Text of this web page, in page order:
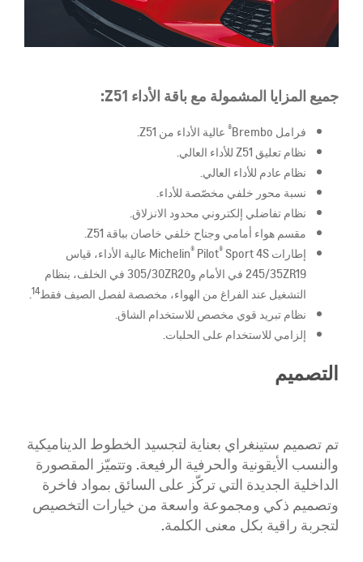
جميع المزايا المشمولة مع باقة الأداء Z51:
فرامل Brembo ® عالية الأداء من Z51.
نظام تعليق Z51 للأداء العالي.
نظام عادم للأداء العالي.
نسبة محور خلفي مخصّصة للأداء.
نظام تفاضلي إلكتروني محدود الانزلاق.
مقسم هواء أمامي وجناح خلفي خاصان بباقة Z51.
إطارات Michelin
® Pilot®
Sport 4S عالية الأداء، قياس
245/35ZR19 في الأمام و305/30ZR20 في الخلف، بنظام
التشغيل عند الفراغ من الهواء، مخصصة لفصل الصيف فقط14
.
نظام تبريد قوي مخصص للاستخدام الشاق.
إلزامي للاستخدام على الحلبات.
التصميم
​تم تصميم ستينغراي بعناية لتجسيد الخطوط الديناميكية
والنسب الأيقونية والحرفية الرفيعة. وتتميّز المقصورة
الداخلية الجديدة التي تركّز على السائق بمواد فاخرة
وتصميم ذكي ومجموعة واسعة من خيارات التخصيص
لتجربة راقية بكل معنى الكلمة.